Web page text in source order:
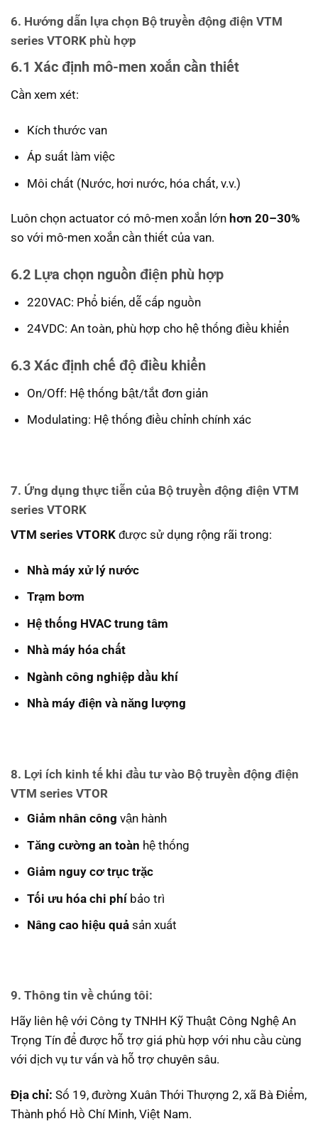
6. Hướng dẫn lựa chọn Bộ truyền động điện VTM
series VTORK phù hợp
6.1 Xác định mô-men xoắn cần thiết
Cần xem xét:
Kích thước van
Áp suất làm việc
Môi chất (Nước, hơi nước, hóa chất, v.v.)
Luôn chọn actuator có mô-men xoắn lớn hơn 20–30%
so với mô-men xoắn cần thiết của van.
6.2 Lựa chọn nguồn điện phù hợp
220VAC: Phổ biến, dễ cấp nguồn
24VDC: An toàn, phù hợp cho hệ thống điều khiển
6.3 Xác định chế độ điều khiển
On/Off: Hệ thống bật/tắt đơn giản
Modulating: Hệ thống điều chỉnh chính xác
7. Ứng dụng thực tiễn của Bộ truyền động điện VTM
series VTORK
VTM series VTORK được sử dụng rộng rãi trong:
Nhà máy xử lý nước
Trạm bơm
Hệ thống HVAC trung tâm
Nhà máy hóa chất
Ngành công nghiệp dầu khí
Nhà máy điện và năng lượng
8. Lợi ích kinh tế khi đầu tư vào Bộ truyền động điện
VTM series VTOR
Giảm nhân công vận hành
Tăng cường an toàn hệ thống
Giảm nguy cơ trục trặc
Tối ưu hóa chi phíbảo trì
Nâng cao hiệu quảsản xuất
9. Thông tin về chúng tôi:
Hãy liên hệ với Công ty TNHH Kỹ Thuật Công Nghệ An
Trọng Tín để được hỗ trợ giá phù hợp với nhu cầu cùng
với dịch vụ tư vấn và hỗ trợ chuyên sâu.
Địa chỉ: Số 19, đường Xuân Thới Thượng 2, xã Bà Điểm,
Thành phố Hồ Chí Minh, Việt Nam.